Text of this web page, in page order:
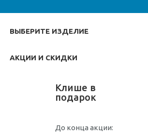
ВЫБЕРИТЕ ИЗДЕЛИЕ
АКЦИИ И СКИДКИ
Клише в
подарок
До конца акции: